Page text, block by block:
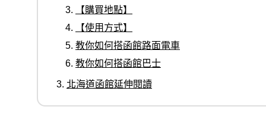
【購買地點】
【使用方式】
教你如何搭函館路面電車
教你如何搭函館巴士
北海道函館延伸閱讀